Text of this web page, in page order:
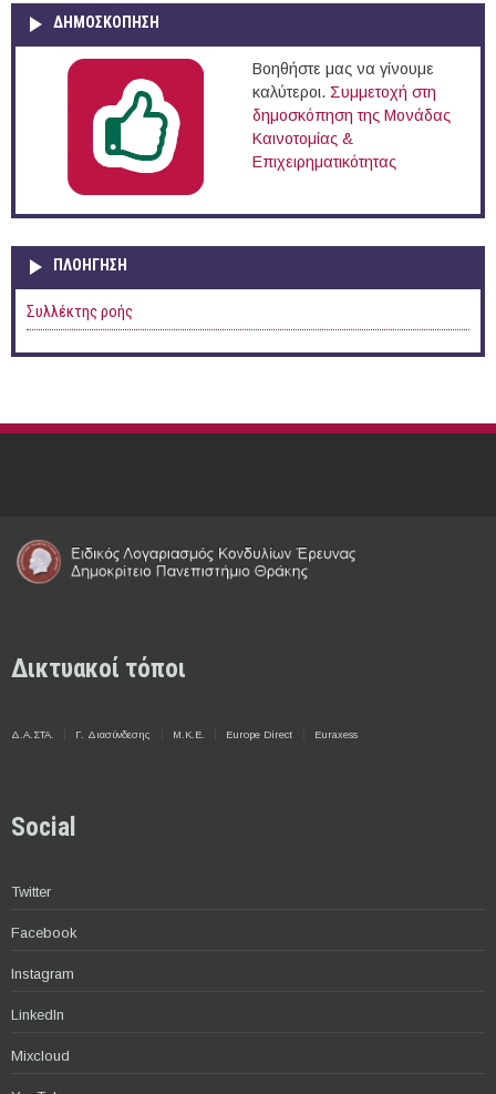
ΔΗΜΟΣΚΟΠΗΣΗ
Βοηθήστε μας να γίνουμε
καλύτεροι. Συμμετοχή στη
δημοσκόπηση της Μονάδας
Καινοτομίας &
Επιχειρηματικότητας
ΠΛΟΉΓΗΣΗ
Συλλέκτης ροής
Δικτυακοί τόποι
Δ.Α.ΣΤΑ. Γ. Διασύνδεσης Μ.Κ.Ε. Europe Direct Euraxess
Social
Twitter
Facebook
Instagram
LinkedIn
Mixcloud